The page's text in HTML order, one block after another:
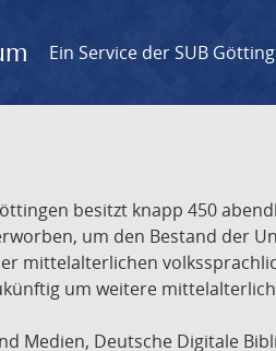
Ein Service der SUB
besitzt knapp 450
um den Bestand der
mittelalterlichen
um weitere
Medien, Deutsche Digitale